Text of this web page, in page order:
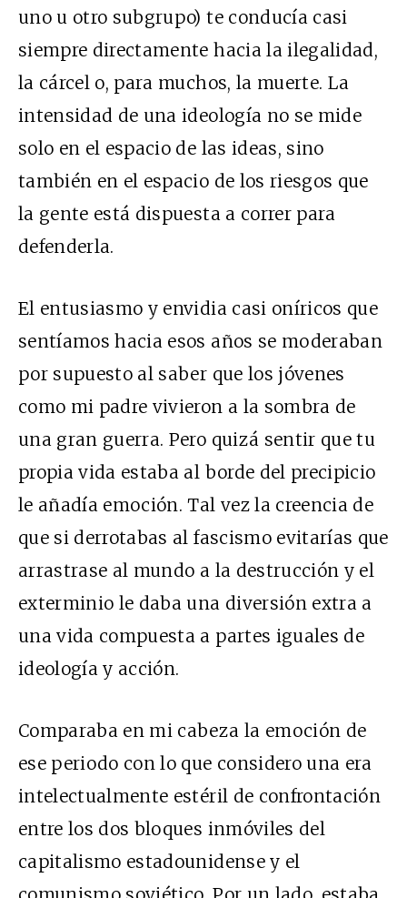
uno u otro subgrupo) te conducía casi
siempre directamente hacia la ilegalidad,
la cárcel o, para muchos, la muerte. La
intensidad de una ideología no se mide
solo en el espacio de las ideas, sino
también en el espacio de los riesgos que
la gente está dispuesta a correr para
defenderla.
El entusiasmo y envidia casi oníricos que
sentíamos hacia esos años se moderaban
por supuesto al saber que los jóvenes
como mi padre vivieron a la sombra de
una gran guerra. Pero quizá sentir quetu
propia vida estaba al borde del precipicio
le añadía emoción. Tal vez la creencia de
que si derrotabas al fascismo evitarías que
arrastrase al mundo a la destrucción y el
exterminio le daba una diversión extra a
una vida compuesta a partes iguales de
ideología y acción.
Comparaba en mi cabeza la emoción de
ese periodo con lo que considero una era
intelectualmente estéril de confrontación
entre los dos bloques inmóviles del
capitalismo estadounidense y el